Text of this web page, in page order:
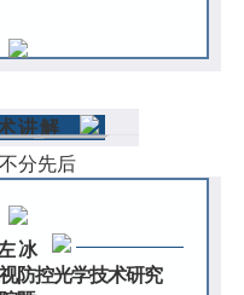
讲解
分先后
冰
防控光学技术研究